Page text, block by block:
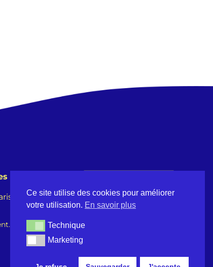
-
Ce site utilise des cookies pour améliorer
votre utilisation. En savoir plus
TechniqueTechnique
MarketingMarketing